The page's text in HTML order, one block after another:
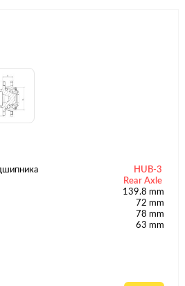
HUB-3
Rear Axle
139.8 mm
72 mm
78 mm
63 mm